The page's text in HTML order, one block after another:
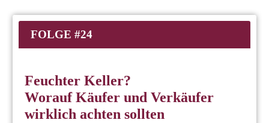
FOLGE #24
Feuchter Keller?
Worauf Käufer und Verkäufer
wirklich achten sollten